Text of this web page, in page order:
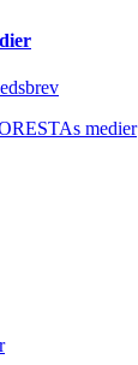
medier